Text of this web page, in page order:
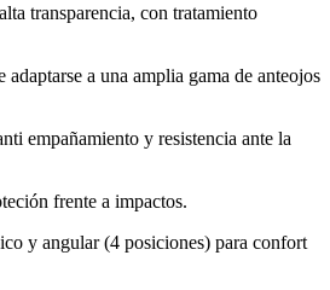
transparencia, con tratamiento
a una amplia gama de anteojos
empañamiento y resistencia ante la
frente a impactos.
y angular (4 posiciones) para confort